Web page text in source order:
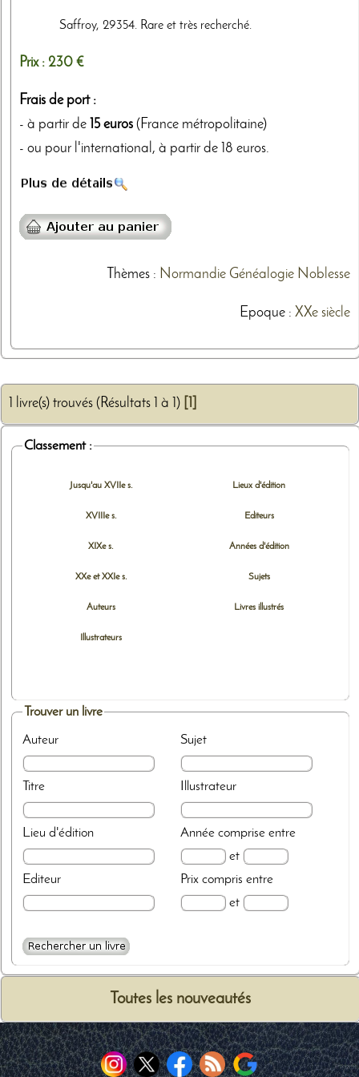
Saffroy, 29354. Rare et très recherché.
Prix : 230 €
Frais de port :
- à partir de 15 euros (France métropolitaine)
- ou pour l'international, à partir de 18 euros.
Thèmes: Normandie Généalogie Noblesse
Epoque : XXe siècle
1 livre(s) trouvés (Résultats 1 à 1)
Classement :
Jusqu'au XVIIe s.
XVIIIe s.
XIXe s.
XXe et XXIe s.
Auteurs
Illustrateurs
Lieux d'édition
Editeurs
Années d'édition
Sujets
Livres illustrés
Trouver un livre
Auteur
Titre
Lieu d'édition
Editeur
Sujet
Illustrateur
Annéecomprise entre
et
Prixcompris entre
et
Toutes les nouveautés